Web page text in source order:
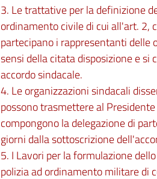
3. Le trattative per la definizione
ordinamento civile di cui all'art. 2,
partecipano i rappresentanti delle
sensi della citata disposizione e si
accordo sindacale.
4. Le organizzazioni sindacali
possono trasmettere al
compongono la delegazione di
giorni dalla sottoscrizione
5. I Lavori per la formulazione
polizia ad ordinamento militare di